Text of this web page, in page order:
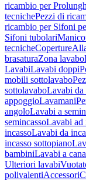
ricambio per
tecnichePezzi di
ricambio per Sifoni
Sifoni tubolari
tecnicheCoperture
brasaturaZona lavabo
LavabiLavabi doppi
mobili sottolavabo
sottolavaboLavabi da
appoggioLavamani
angoloLavabi a
semincassoLavabi ad
incassoLavabi da
incasso sottopiano
bambiniLavabi a
Ulteriori lavabi
polivalentiAccessori